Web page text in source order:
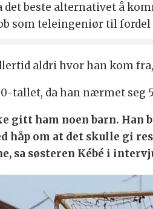
det beste alternativet å
som tele­ingeniør til
aldri hvor han kom
tallet, da han nærmet
gitt ham noen barn.
håp om at det skulle gi
sa søsteren Kébé i